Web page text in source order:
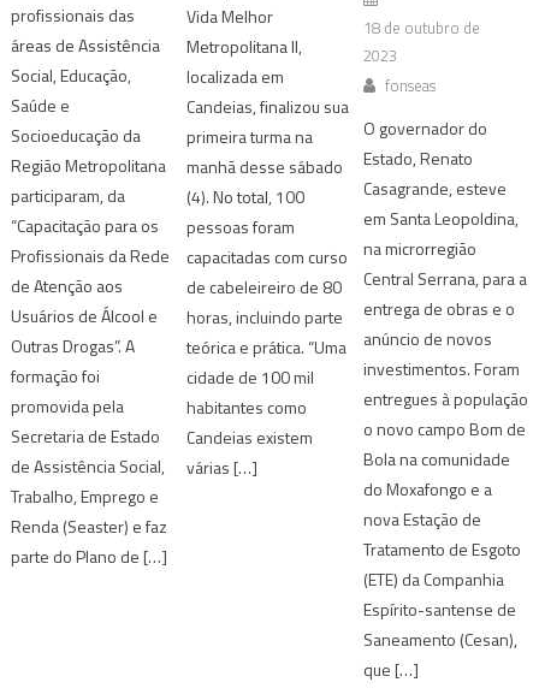
profissionais das
áreas de Assistência
Social, Educação,
Saúde e
Socioeducação da
Região Metropolitana
participaram, da
“Capacitação para os
Profissionais da Rede
de Atenção aos
Usuários de Álcool e
Outras Drogas”. A
formação foi
promovida pela
Secretaria de Estado
de Assistência Social,
Trabalho, Emprego e
Renda (Seaster) e faz
parte do Plano de […]
Vida Melhor
Metropolitana II,
localizada em
Candeias, finalizou sua
primeira turma na
manhã desse sábado
(4). No total, 100
pessoas foram
capacitadas com curso
de cabeleireiro de 80
horas, incluindo parte
teórica e prática. “Uma
cidade de 100 mil
habitantes como
Candeias existem
várias […]
18 de outubro de
2023
fonseas
O governador do
Estado, Renato
Casagrande, esteve
em Santa Leopoldina,
na microrregião
Central Serrana, para a
entrega de obras e o
anúncio de novos
investimentos. Foram
entregues à população
o novo campo Bom de
Bola na comunidade
do Moxafongo e a
nova Estação de
Tratamento de Esgoto
(ETE) da Companhia
Espírito-santense de
Saneamento (Cesan),
que […]